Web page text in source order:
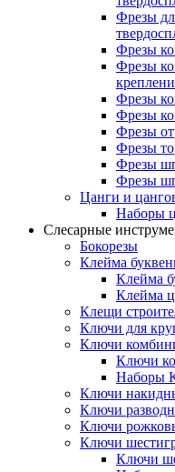
Фрезы
Фрезы
Фрезы
Фрезы
Фрезы
Фрезы
Фрезы
Фрезы
Фрезы
Цанги и
Наборы
Слесарные
Бокорезы
Клейма
Клейма
Клейма
Клещи
Ключи для
Ключи
Ключи
Наборы
Ключи
Ключи
Ключи
Ключи
Ключи